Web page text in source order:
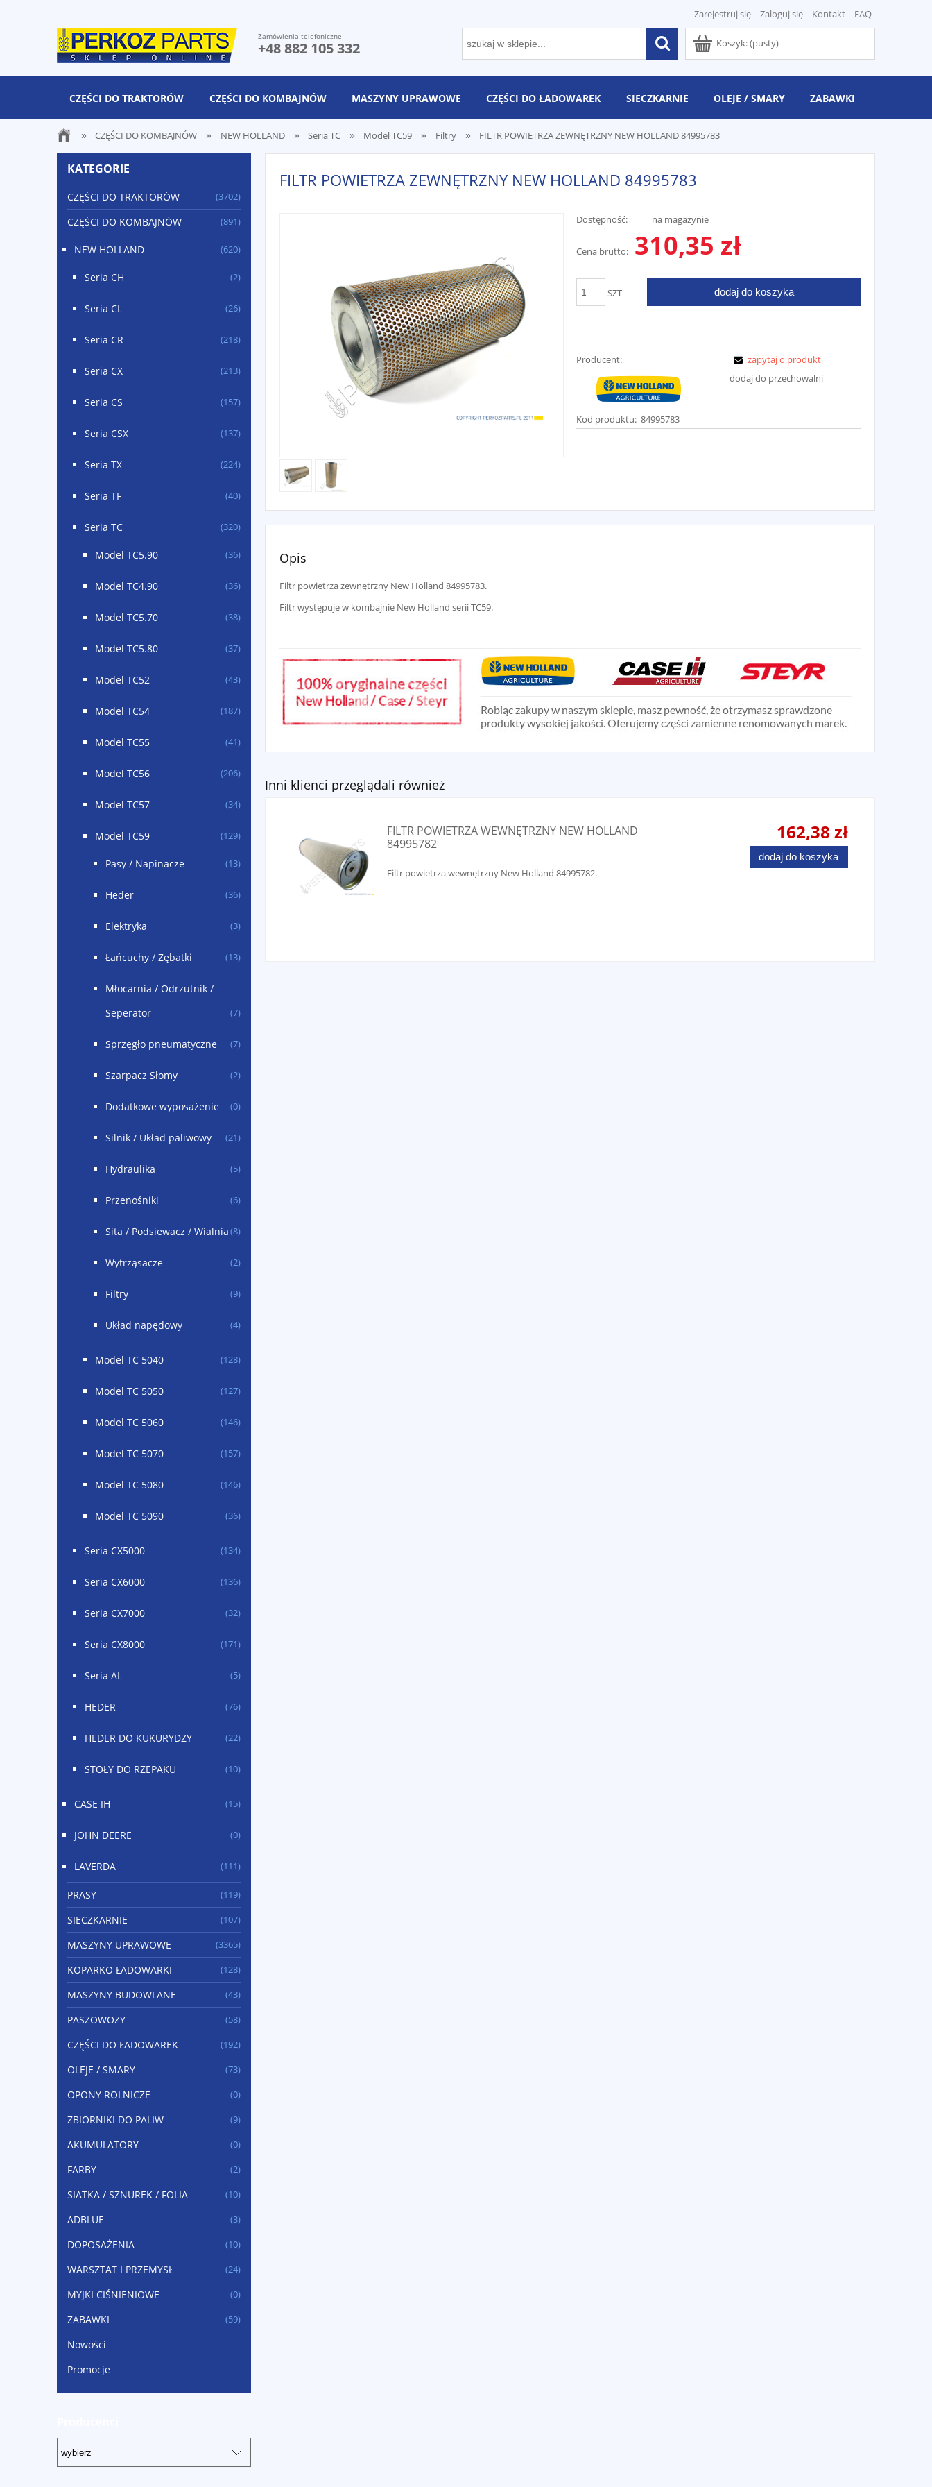
Zarejestruj się Zaloguj się Kontakt FAQ
Koszyk:(pusty)
Zamówienia telefoniczne
+48 882 105 332
CZĘŚCI DO TRAKTORÓW CZĘŚCI DO KOMBAJNÓW MASZYNY UPRAWOWE CZĘŚCI DO ŁADOWAREK SIECZKARNIE OLEJE / SMARY ZABAWKI
» CZĘŚCI DO KOMBAJNÓW » NEW HOLLAND » Seria TC » Model TC59 » Filtry » FILTR POWIETRZA ZEWNĘTRZNY NEW HOLLAND 84995783
KATEGORIE
CZĘŚCI DO TRAKTORÓW (3702)
CZĘŚCI DO KOMBAJNÓW (891)
NEW HOLLAND (620)
Seria CH (2)
Seria CL (26)
Seria CR (218)
Seria CX (213)
Seria CS (157)
Seria CSX (137)
Seria TX (224)
Seria TF (40)
Seria TC (320)
Model TC5.90 (36)
Model TC4.90 (36)
Model TC5.70 (38)
Model TC5.80 (37)
Model TC52 (43)
Model TC54 (187)
Model TC55 (41)
Model TC56 (206)
Model TC57 (34)
Model TC59 (129)
Pasy / Napinacze (13)
Heder (36)
Elektryka (3)
Łańcuchy / Zębatki (13)
Młocarnia / Odrzutnik /
Seperator
(7)
Sprzęgło pneumatyczne (7)
Szarpacz Słomy (2)
Dodatkowe wyposażenie (0)
Silnik / Układ paliwowy (21)
Hydraulika (5)
Przenośniki (6)
Sita / Podsiewacz / Wialnia(8)
Wytrząsacze (2)
Filtry (9)
Układ napędowy (4)
Model TC 5040 (128)
Model TC 5050 (127)
Model TC 5060 (146)
Model TC 5070 (157)
Model TC 5080 (146)
Model TC 5090 (36)
Seria CX5000 (134)
Seria CX6000 (136)
Seria CX7000 (32)
Seria CX8000 (171)
Seria AL (5)
HEDER (76)
HEDER DO KUKURYDZY (22)
STOŁY DO RZEPAKU (10)
CASE IH (15)
JOHN DEERE (0)
LAVERDA (111)
PRASY (119)
SIECZKARNIE (107)
MASZYNY UPRAWOWE (3365)
KOPARKO ŁADOWARKI (128)
MASZYNY BUDOWLANE (43)
PASZOWOZY (58)
CZĘŚCI DO ŁADOWAREK (192)
OLEJE / SMARY (73)
OPONY ROLNICZE (0)
ZBIORNIKI DO PALIW (9)
AKUMULATORY (0)
FARBY (2)
SIATKA / SZNUREK / FOLIA (10)
ADBLUE (3)
DOPOSAŻENIA (10)
WARSZTAT I PRZEMYSŁ (24)
MYJKI CIŚNIENIOWE (0)
ZABAWKI (59)
Nowości
Promocje
FILTR POWIETRZA ZEWNĘTRZNY NEW HOLLAND 84995783
Dostępność: na magazynie
Cena brutto: 310,35 zł
SZT dodaj do koszyka
Producent:
Kod produktu: 84995783
zapytaj o produkt
dodaj do przechowalni
Opis
Filtr powietrza zewnętrzny New Holland 84995783.
Filtr występuje w kombajnie New Holland serii TC59.
Inni klienci przeglądali również
FILTR POWIETRZA WEWNĘTRZNY NEW HOLLAND
84995782
Filtr powietrza wewnętrzny New Holland 84995782.
162,38 zł
dodaj do koszyka